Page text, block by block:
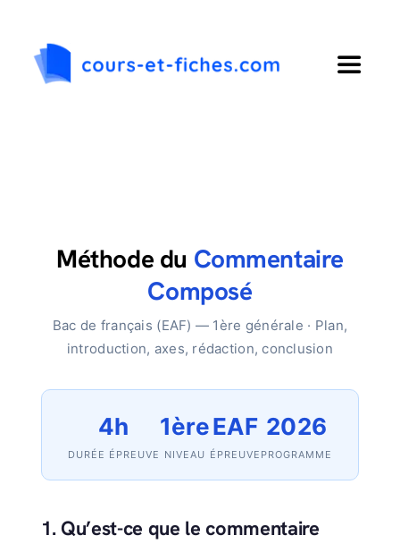
contenu
Toggle
CollègeMéthode du Commentaire
Composé
Bac de français (EAF) — 1ère générale · Plan,
introduction, axes, rédaction, conclusion
4h
DURÉE ÉPREUVE
1ère
NIVEAU
EAF
ÉPREUVE
2026
PROGRAMME
1. Qu’est-ce que le commentaire